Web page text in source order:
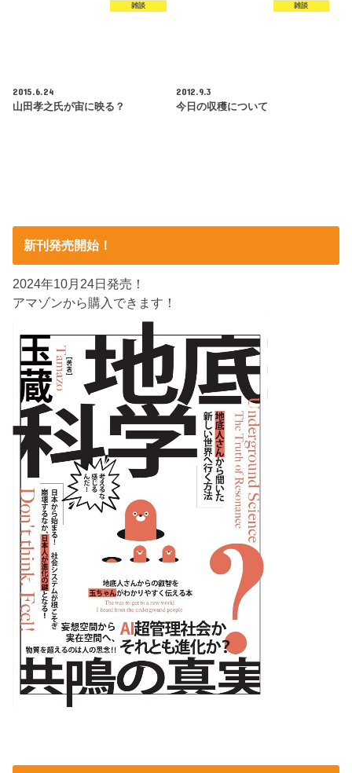
雑談
2015.6.24
山田孝之氏が宙に映る？
雑談
2012.9.3
今日の収穫について
新刊発売開始！
2024年10月24日発売！
アマゾンから購入できます！